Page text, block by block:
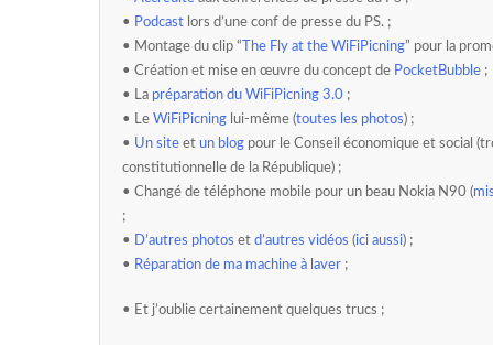
• Podcast lors d’une conf de presse du PS. ;
• Montage du clip “ The Fly at the WiFiPicning” pour la
• Création et mise en œuvre du concept de PocketBubble ;
• La préparation du WiFiPicning 3.0 ;
• Le WiFiPicning lui-même (toutes les photos) ;
• Un site et un blog pour le Conseil économique et social
constitutionnelle de la République) ;
• Changé de téléphone mobile pour un beau Nokia N90 (
;
•
D’autres photos et d’autres vidéos (ici aussi) ;
• Réparation de ma machine à laver ;
• Et j’oublie certainement quelques trucs ;